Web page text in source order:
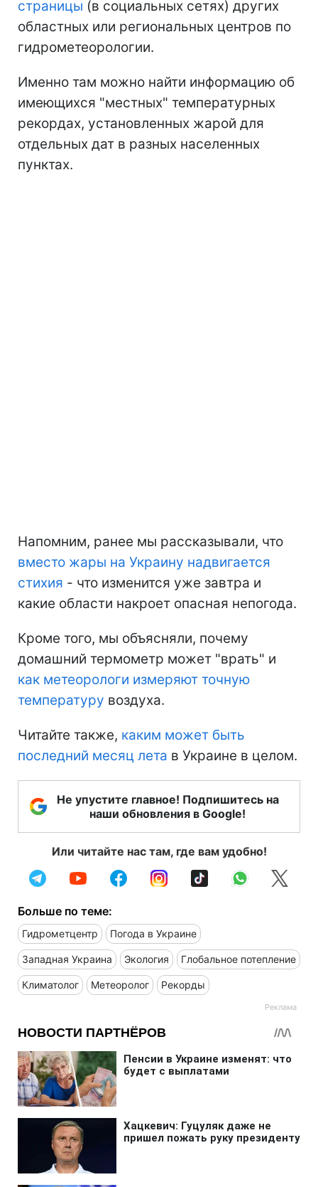
страницы (в социальных сетях) других
областных или региональных центров по
гидрометеорологии.
Именно там можно найти информацию об
имеющихся "местных" температурных
рекордах, установленных жарой для
отдельных дат в разных населенных
пунктах.
Напомним, ранее мы рассказывали, что
вместо жары на Украину надвигается
стихия - что изменится уже завтра и
какие области накроет опасная непогода.
Кроме того, мы объясняли, почему
домашний термометр может "врать" и
как метеорологи измеряют точную
температуру воздуха.
Читайте также, каким может быть
последний месяц лета в Украине в целом.
Не упустите главное! Подпишитесь на
наши обновления в Google!
Или читайте нас там, где вам удобно!
Больше по теме:
Гидрометцентр Погода в Украине
Западная Украина Экология Глобальное потепление
Климатолог Метеоролог Рекорды